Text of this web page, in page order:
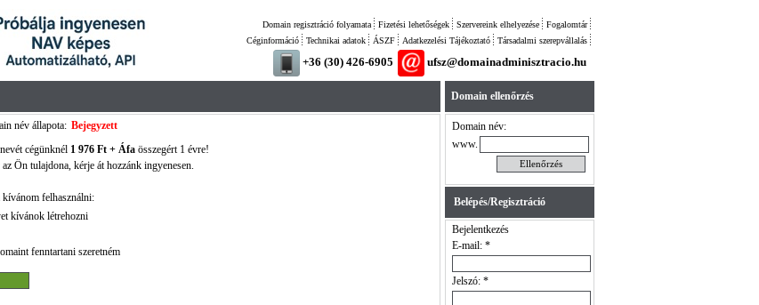
Fogalomtár
Szervereink elhelyezése
Fizetési lehetőségek
Domain regisztráció folyamata
Társadalmi szerepvállalás
Adatkezelési Tájékoztató
ÁSZF
Technikai adatok
Céginformáció
+36 (30) 426-6905 ufsz@domainadminisztracio.hu
név állapota: Bejegyzett
cégünknél 1 976 Ft + Áfaösszegért 1 évre!
Ön tulajdona, kérje át hozzánk ingyenesen.
felhasználni:
kívánok létrehozni
fenntartani szeretném
Domain ellenőrzés
Domain név:
www.
Belépés/Regisztráció
Bejelentkezés
E-mail: *
Jelszó: *